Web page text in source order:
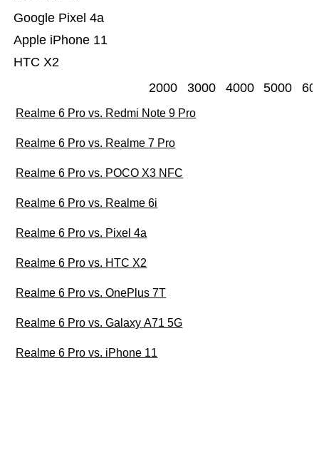
HTC X2
Apple iPhone 11
Google Pixel 4a
2000 3000 4000 5000
Realme 6 Pro vs. Redmi Note 9 Pro
Realme 6 Pro vs. Realme 7 Pro
Realme 6 Pro vs. POCO X3 NFC
Realme 6 Pro vs. Realme 6i
Realme 6 Pro vs. Pixel 4a
Realme 6 Pro vs. HTC X2
Realme 6 Pro vs. OnePlus 7T
Realme 6 Pro vs. Galaxy A71 5G
Realme 6 Pro vs. iPhone 11